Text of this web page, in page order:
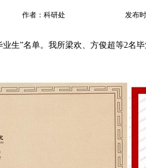
作者：科研处 发布
生”名单。我所梁欢、方俊超等2名